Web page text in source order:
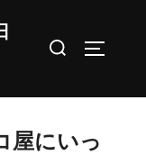
検
屋にいっ